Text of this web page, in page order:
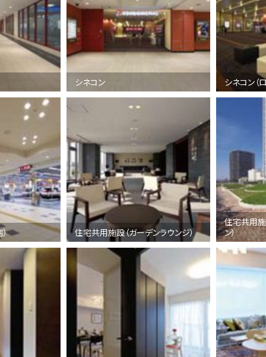
シネコン シネコン（
住宅共用施設（ガーデンラウンジ）
住宅共用施
ン）